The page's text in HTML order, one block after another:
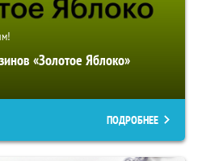
«Золотое Яблоко»
ПОДРОБНЕЕ